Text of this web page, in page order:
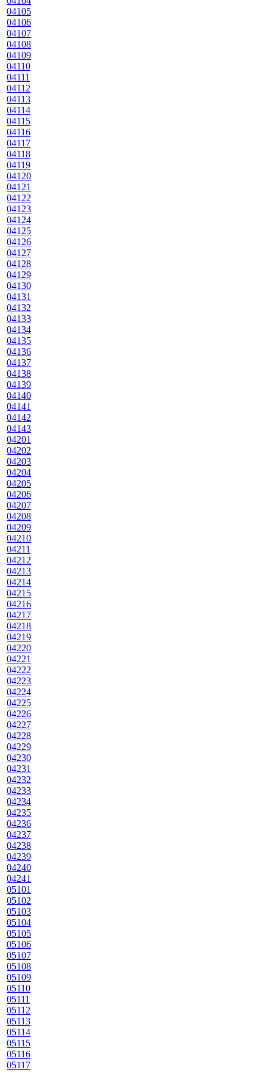
04105
04106
04107
04108
04109
04110
04111
04112
04113
04114
04115
04116
04117
04118
04119
04120
04121
04122
04123
04124
04125
04126
04127
04128
04129
04130
04131
04132
04133
04134
04135
04136
04137
04138
04139
04140
04141
04142
04143
04201
04202
04203
04204
04205
04206
04207
04208
04209
04210
04211
04212
04213
04214
04215
04216
04217
04218
04219
04220
04221
04222
04223
04224
04225
04226
04227
04228
04229
04230
04231
04232
04233
04234
04235
04236
04237
04238
04239
04240
04241
05101
05102
05103
05104
05105
05106
05107
05108
05109
05110
05111
05112
05113
05114
05115
05116
05117